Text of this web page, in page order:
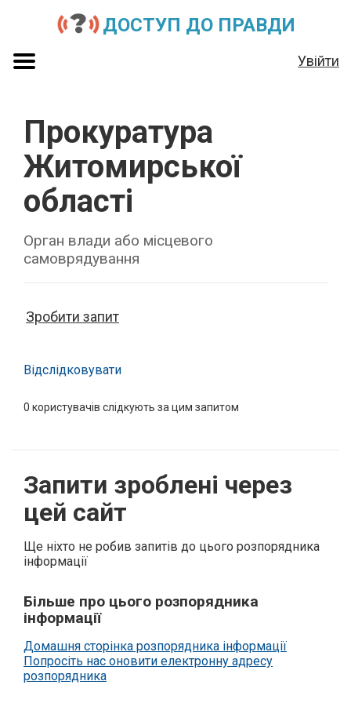
ДОСТУП ДО ПРАВДИ
Увійти
Прокуратура
Житомирської
області
Орган влади або місцевого
самоврядування
Зробити запит
Відслідковувати
0 користувачів слідкують за цим запитом
Запити зроблені через
цей сайт
Ще ніхто не робив запитів до цього розпорядника
інформації
Більше про цього розпорядника
інформації
Домашня сторінка розпорядника інформації
Попросіть нас оновити електронну адресу
розпорядника